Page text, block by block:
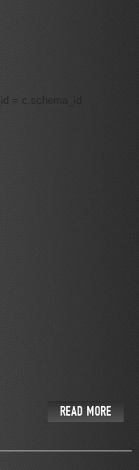
= c.schema_id
READ MORE